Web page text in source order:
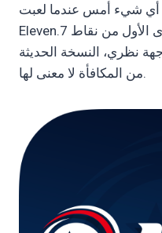
أي شيء أمس عندما لعبت
Eleven.7 للوصول إلى المستوى الأول من نقاط RP. ألعب
وجهة نظري، النسخة الحديثة
من المكافأة لا معنى لها.